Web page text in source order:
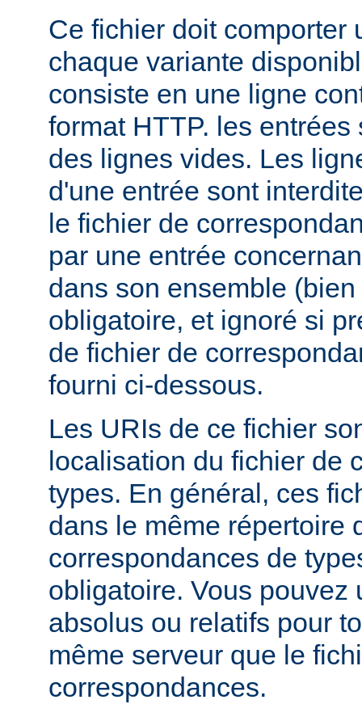
Ce fichier doit comporter
chaque variante
consiste en une ligne
format HTTP. les
des lignes vides. Les
d'une entrée sont
le fichier de
par une entrée
dans son ensemble
obligatoire, et ignoré si
de fichier de
fourni ci-dessous.
Les URIs de ce fichier
localisation du fichier de
types. En général, ces
dans le même répertoire
correspondances de
obligatoire. Vous pouvez
absolus ou relatifs pour
même serveur que le
correspondances.